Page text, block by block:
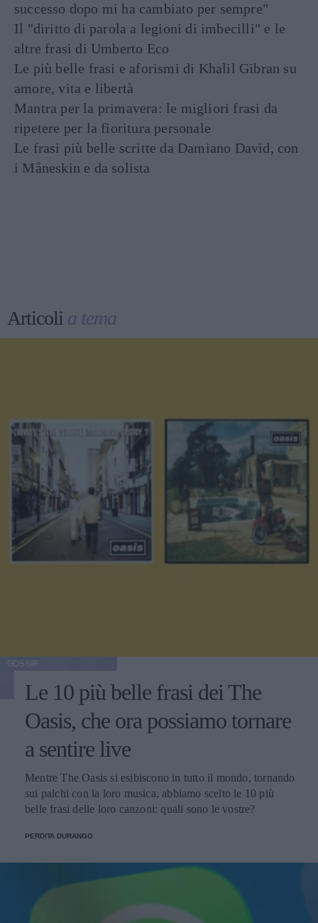
successo dopo mi ha cambiato per sempre"
Il "diritto di parola a legioni di imbecilli" e le
altre frasi di Umberto Eco
Le più belle frasi e aforismi di Khalil Gibran su
amore, vita e libertà
Mantra per la primavera: le migliori frasi da
ripetere per la fioritura personale
Le frasi più belle scritte da Damiano David, con
i Måneskin e da solista
Articoli a tema
Le 10 più belle frasi dei The
Oasis, che ora possiamo tornare
a sentire live
Mentre The Oasis si esibiscono in tutto il mondo, tornando
sui palchi con la loro musica, abbiamo scelto le 10 più
belle frasi delle loro canzoni: quali sono le vostre?
PERDITA DURANGO